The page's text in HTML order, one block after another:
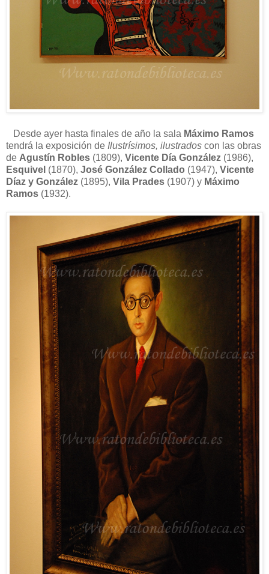
Desde ayer hasta finales de año la sala Máximo Ramos
tendrá la exposición de Ilustrísimos, ilustrados con las obras
de Agustín Robles (1809), Vicente Día González (1986),
Esquivel (1870), José González Collado (1947), Vicente
Díaz y González (1895), Vila Prades (1907) y Máximo
Ramos (1932).